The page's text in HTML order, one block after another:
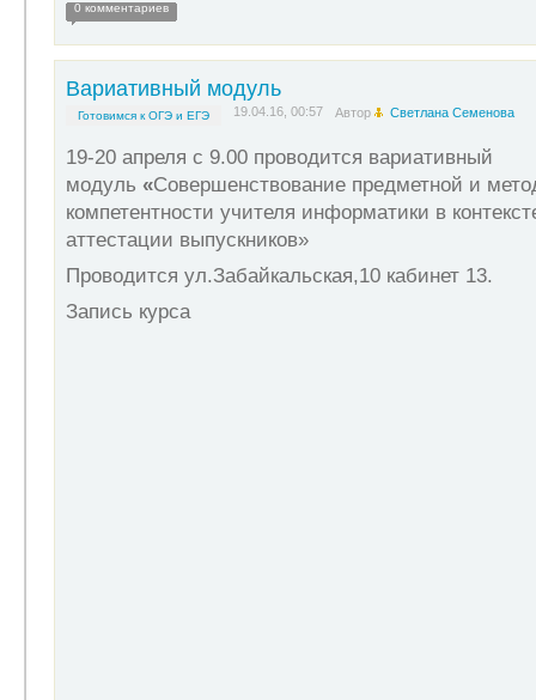
0 комментариев
Вариативный модуль
Готовимся к ОГЭ и ЕГЭ 19.04.16, 00:57 Автор Светлана Семенова
19-20 апреля с 9.00 проводится вариативный
модуль «Совершенствование предметной и
компетентности учителя информатики в
аттестации выпускников»
Проводится ул.Забайкальская,10 кабинет 13.
Запись курса